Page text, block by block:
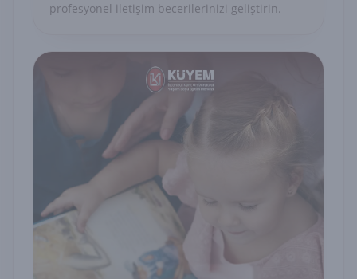
profesyonel iletişim becerilerinizi geliştirin.